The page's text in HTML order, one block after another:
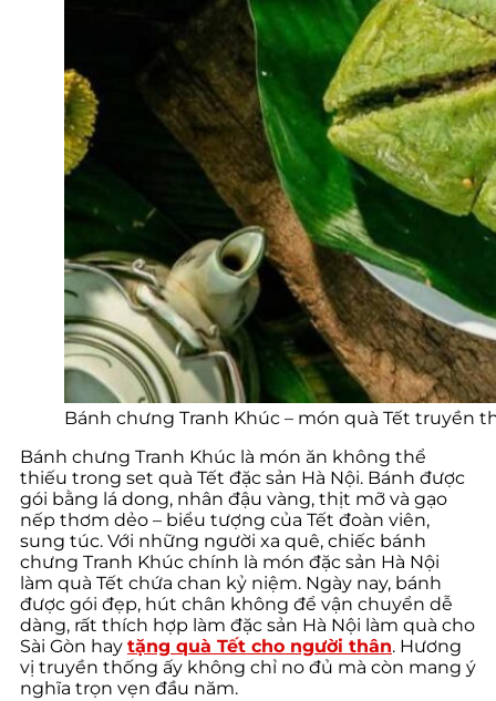
Bánh chưng Tranh Khúc – món quà Tết truyền
Bánh chưng Tranh Khúc là món ăn không thể
thiếu trong set quà Tết đặc sản Hà Nội. Bánh được
gói bằng lá dong, nhân đậu vàng, thịt mỡ và gạo
nếp thơm dẻo – biểu tượng của Tết đoàn viên,
sung túc. Với những người xa quê, chiếc bánh
chưng Tranh Khúc chính là món đặc sản Hà Nội
làm quà Tết chứa chan kỷ niệm. Ngày nay, bánh
được gói đẹp, hút chân không để vận chuyển dễ
dàng, rất thích hợp làm đặc sản Hà Nội làm quà cho
Sài Gòn hay tặng quà Tết cho người thân. Hương
vị truyền thống ấy không chỉ no đủ mà còn mang ý
nghĩa trọn vẹn đầu năm.